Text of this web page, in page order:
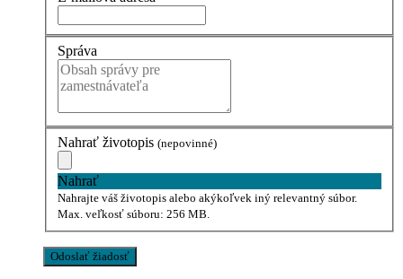
Správa
Nahrať životopis (nepovinné)
Nahrať
Nahrajte váš životopis alebo akýkoľvek iný relevantný súbor.
Max. veľkosť súboru: 256 MB.